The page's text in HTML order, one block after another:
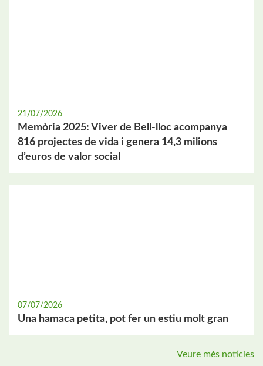
21/07/2026
Memòria 2025: Viver de Bell-lloc acompanya
816 projectes de vida i genera 14,3 milions
d’euros de valor social
07/07/2026
Una hamaca petita, pot fer un estiu molt gran
Veure més notícies